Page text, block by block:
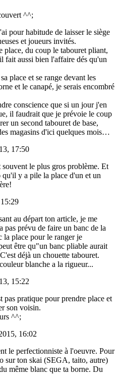
^^;
pour habitude de laisser le siège
et joueurs invités.
place, du coup le tabouret pliant,
fait aussi bien l'affaire dés qu'un
place et se range devant les
et le canapé, je serais encombré
conscience que si un jour j'en
il faudrait que je prévoie le coup
un second tabouret de base,
magasins d'ici quelques mois…
17:50
le plus gros problème. Et
y a pile la place d'un et un
au départ ton article, je me
prévu de faire un banc de la
la place pour le ranger je
être qu"un banc pliable aurait
déjà un chouette tabouret.
blanche a la rigueur...
15:22
pas pratique pour prendre place et
son voisin.
^^;
16:02
le perfectionniste à l'oeuvre. Pour
sur ton skai (SEGA, taito, autre)
même blanc que ta borne. Du